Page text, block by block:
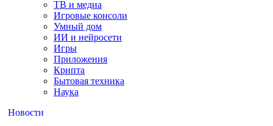
ТВ и медиа
Игровые консоли
Умный дом
ИИ и нейросети
Игры
Приложения
Крипта
Бытовая техника
Наука
Новости